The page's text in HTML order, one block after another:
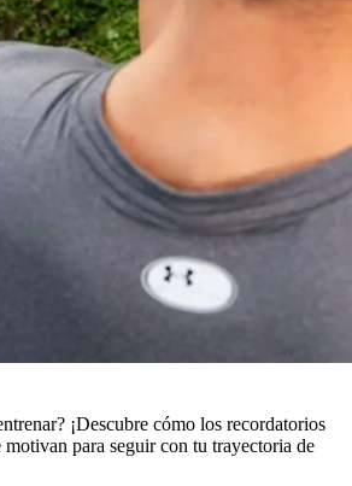
¡Descubre cómo los recordatorios
para seguir con tu trayectoria de